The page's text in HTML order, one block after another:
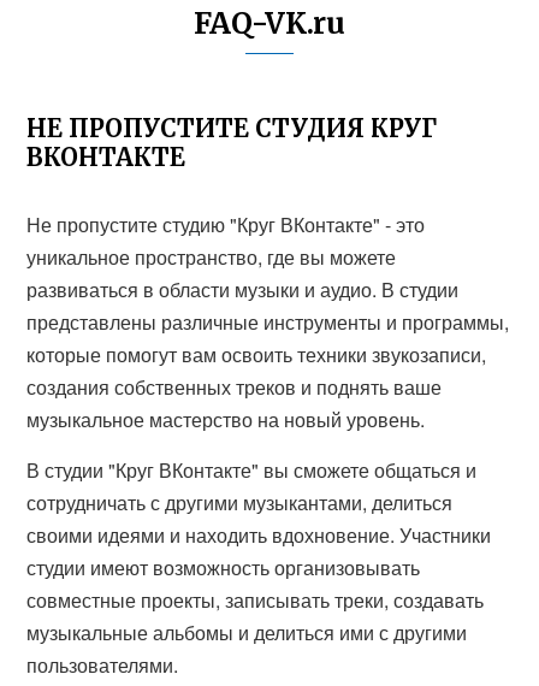
FAQ-VK.ru
НЕ ПРОПУСТИТЕ СТУДИЯ КРУГ
ВКОНТАКТЕ
Не пропустите студию "Круг ВКонтакте" - это
уникальное пространство, где вы можете
развиваться в области музыки и аудио. В студии
представлены различные инструменты и программы,
которые помогут вам освоить техники звукозаписи,
создания собственных треков и поднять ваше
музыкальное мастерство на новый уровень.
В студии "Круг ВКонтакте" вы сможете общаться и
сотрудничать с другими музыкантами, делиться
своими идеями и находить вдохновение. Участники
студии имеют возможность организовывать
совместные проекты, записывать треки, создавать
музыкальные альбомы и делиться ими с другими
пользователями.